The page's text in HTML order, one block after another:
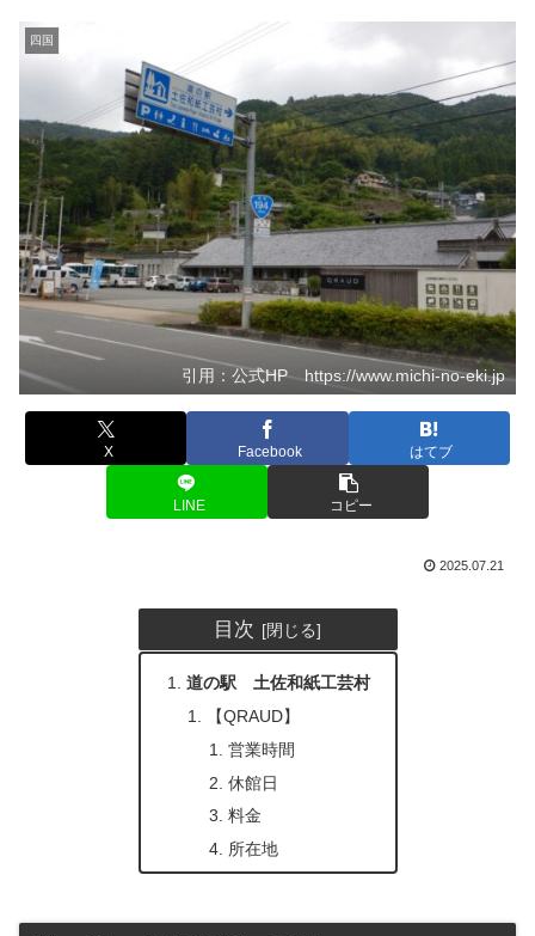
四国
引用：公式HP https://www.michi-no-eki.jp
X Facebook はてブ
LINE コピー
2025.07.21
目次
道の駅 土佐和紙工芸村
【QRAUD】
営業時間
休館日
料金
所在地